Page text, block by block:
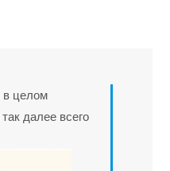
в целом
далее всего